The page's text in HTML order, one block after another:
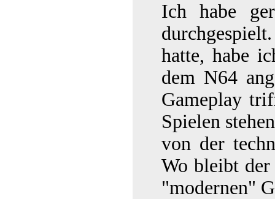
Ich habe
hatte, habe
dem N64
Gameplay
Spielen
von der
Wo bleibt
"modernen"